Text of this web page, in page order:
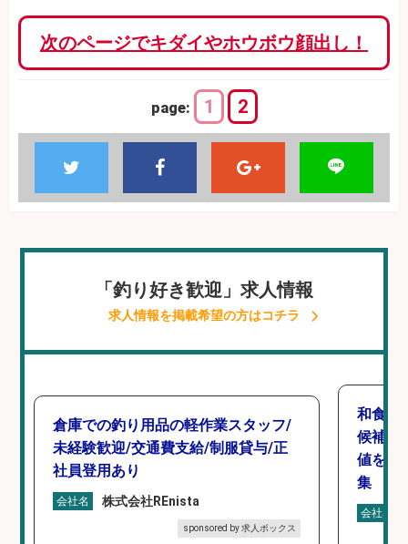
次のページでキダイやホウボウ顔出し！
page: 1 2
「釣り好き歓迎」求人情報
求人情報を掲載希望の方はコチラ
倉庫での釣り用品の軽作業スタッフ/
未経験歓迎/交通費支給/制服貸与/正
社員登用あり
会社名 株式会社REnista
sponsored by 求人ボックス
和食,
候補/
値を上
集
会社名